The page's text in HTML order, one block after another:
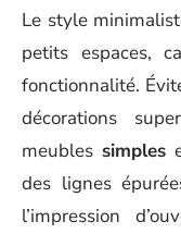
Le style
petits espaces,
fonctionnalité.
décorations
meubles simples
des lignes
l’impression